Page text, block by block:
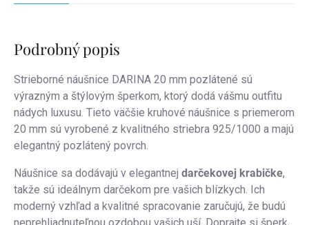
Podrobný popis
Strieborné náušnice DARINA 20 mm pozlátené sú
výrazným a štýlovým šperkom, ktorý dodá vášmu outfitu
nádych luxusu. Tieto väčšie kruhové náušnice s priemerom
20 mm sú vyrobené z kvalitného striebra 925/1000 a majú
elegantný pozlátený povrch.
Náušnice sa dodávajú v elegantnej darčekovej krabičke,
takže sú ideálnym darčekom pre vašich blízkych. Ich
moderný vzhľad a kvalitné spracovanie zaručujú, že budú